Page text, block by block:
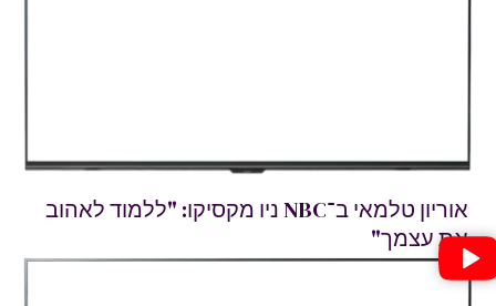
אוריון טלמאי ב־NBC ניו מקסיקו: "ללמוד לאהוב
את עצמך"